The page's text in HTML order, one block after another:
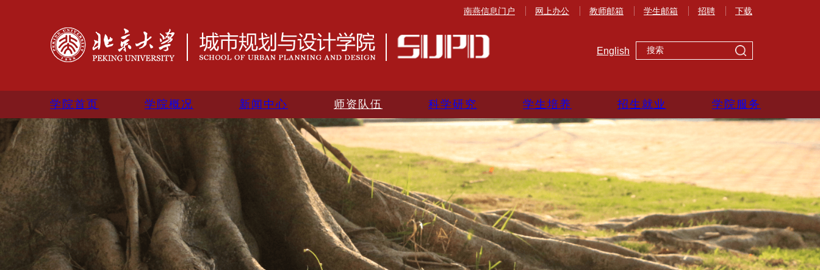
南燕信息门户 网上办公 教师邮箱 学生邮箱 招聘 下载
English
学院首页 学院概况 新闻中心 师资队伍 科学研究 学生培养 招生就业 学院服务